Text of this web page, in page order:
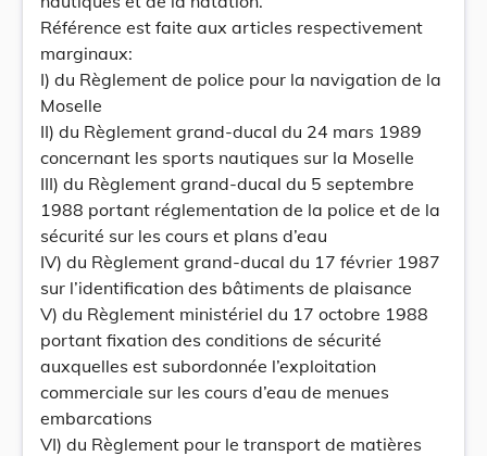
Référence est faite aux articles respectivement
marginaux:
I) du Règlement de police pour la navigation de la
Moselle
II) du Règlement grand-ducal du 24 mars 1989
concernant les sports nautiques sur la Moselle
III) du Règlement grand-ducal du 5 septembre
1988 portant réglementation de la police et de la
sécurité sur les cours et plans d’eau
IV) du Règlement grand-ducal du 17 février 1987
sur l’identification des bâtiments de plaisance
V) du Règlement ministériel du 17 octobre 1988
portant fixation des conditions de sécurité
auxquelles est subordonnée l’exploitation
commerciale sur les cours d’eau de menues
embarcations
VI) du Règlement pour le transport de matières